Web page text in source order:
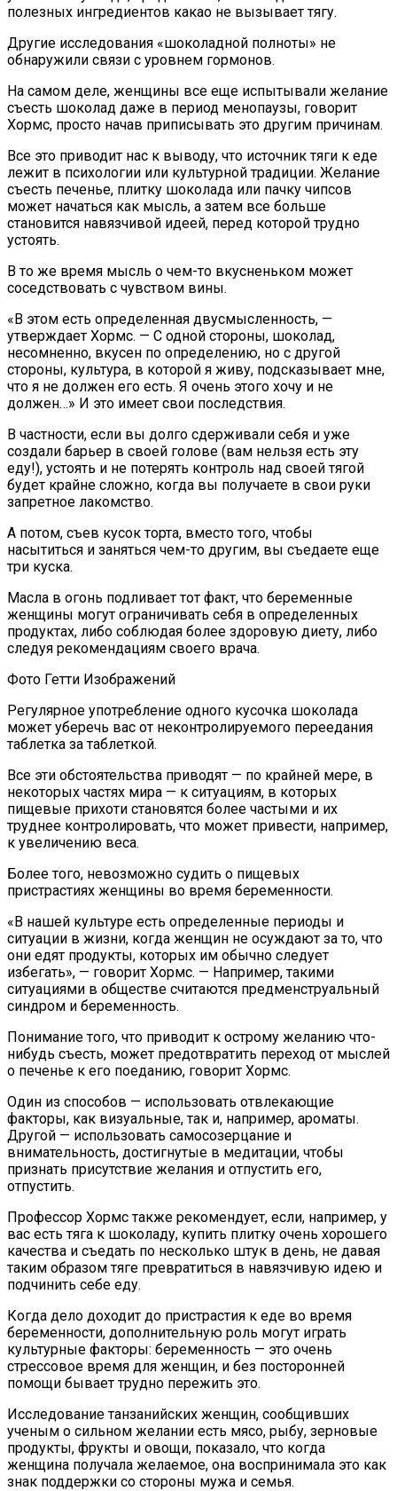
полезных ингредиентов какао не вызывает тягу.
Другие исследования «шоколадной полноты» не
обнаружили связи с уровнем гормонов.
На самом деле, женщины все еще испытывали желание
съесть шоколад даже в период менопаузы, говорит
Хормс, просто начав приписывать это другим причинам.
Все это приводит нас к выводу, что источник тяги к еде
лежит в психологии или культурной традиции. Желание
съесть печенье, плитку шоколада или пачку чипсов
может начаться как мысль, а затем все больше
становится навязчивой идеей, перед которой трудно
устоять.
В то же время мысль о чем-то вкусненьком может
соседствовать с чувством вины.
«В этом есть определенная двусмысленность, —
утверждает Хормс. — С одной стороны, шоколад,
несомненно, вкусен по определению, но с другой
стороны, культура, в которой я живу, подсказывает мне,
что я не должен его есть. Я очень этого хочу и не
должен…» И это имеет свои последствия.
В частности, если вы долго сдерживали себя и уже
создали барьер в своей голове (вам нельзя есть эту
еду!), устоять и не потерять контроль над своей тягой
будет крайне сложно, когда вы получаете в свои руки
запретное лакомство.
А потом, съев кусок торта, вместо того, чтобы
насытиться и заняться чем-то другим, вы съедаете еще
три куска.
Масла в огонь подливает тот факт, что беременные
женщины могут ограничивать себя в определенных
продуктах, либо соблюдая более здоровую диету, либо
следуя рекомендациям своего врача.
Фото Гетти Изображений
Регулярное употребление одного кусочка шоколада
может уберечь вас от неконтролируемого переедания
таблетка за таблеткой.
Все эти обстоятельства приводят — по крайней мере, в
некоторых частях мира — к ситуациям, в которых
пищевые прихоти становятся более частыми и их
труднее контролировать, что может привести, например,
к увеличению веса.
Более того, невозможно судить о пищевых
пристрастиях женщины во время беременности.
«В нашей культуре есть определенные периоды и
ситуации в жизни, когда женщин не осуждают за то, что
они едят продукты, которых им обычно следует
избегать», — говорит Хормс. — Например, такими
ситуациями в обществе считаются предменструальный
синдром и беременность.
Понимание того, что приводит к острому желанию что-
нибудь съесть, может предотвратить переход от мыслей
о печенье к его поеданию, говорит Хормс.
Один из способов — использовать отвлекающие
факторы, как визуальные, так и, например, ароматы.
Другой — использовать самосозерцание и
внимательность, достигнутые в медитации, чтобы
признать присутствие желания и отпустить его,
отпустить.
Профессор Хормс также рекомендует, если, например, у
вас есть тяга к шоколаду, купить плитку очень хорошего
качества и съедать по несколько штук в день, не давая
таким образом тяге превратиться в навязчивую идею и
подчинить себе еду.
Когда дело доходит до пристрастия к еде во время
беременности, дополнительную роль могут играть
культурные факторы: беременность — это очень
стрессовое время для женщин, и без посторонней
помощи бывает трудно пережить это.
Исследование танзанийских женщин, сообщивших
ученым о сильном желании есть мясо, рыбу, зерновые
продукты, фрукты и овощи, показало, что когда
женщина получала желаемое, она воспринимала это как
знак поддержки со стороны мужа и семья.